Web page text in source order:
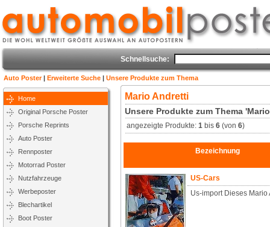
Schnellsuche:
Auto Poster| Erweiterte Suche | Unsere Produkte zum Thema
Home
Original Porsche Poster
Porsche Reprints
Auto Poster
Rennposter
Motorrad Poster
Nutzfahrzeuge
Werbeposter
Blechartikel
Boot Poster
Mario Andretti
Unsere Produkte zum Thema
angezeigte Produkte:1 bis6 (von6)
Bezeichnung
US-Cars
Us-import Dieses Mario